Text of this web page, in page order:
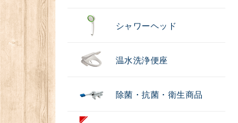
シャワーヘッド
温水洗浄便座
除菌・抗菌・衛生商品